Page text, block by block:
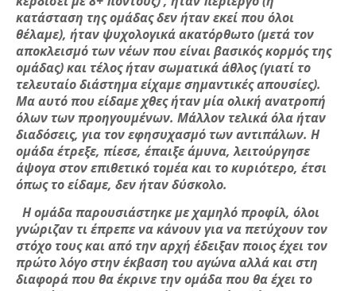
κατάσταση της ομάδας δεν ήταν εκεί που όλοι
θέλαμε), ήταν ψυχολογικά ακατόρθωτο (μετά τον
αποκλεισμό των νέων που είναι βασικός κορμός της
ομάδας) και τέλος ήταν σωματικά άθλος (γιατί το
τελευταίο διάστημα είχαμε σημαντικές απουσίες).
Μα αυτό που είδαμε χθες ήταν μία ολική ανατροπή
όλων των προηγουμένων. Μάλλον τελικά όλα ήταν
διαδόσεις, για τον εφησυχασμό των αντιπάλων. Η
ομάδα έτρεξε, πίεσε, έπαιξε άμυνα, λειτούργησε
άψογα στον επιθετικό τομέα και το κυριότερο, έτσι
όπως το είδαμε, δεν ήταν δύσκολο.
Η ομάδα παρουσιάστηκε με χαμηλό προφίλ, όλοι
γνώριζαν τι έπρεπε να κάνουν για να πετύχουν τον
στόχο τους και από την αρχή έδειξαν ποιος έχει τον
πρώτο λόγο στην έκβαση του αγώνα αλλά και στη
διαφορά που θα έκρινε την ομάδα που θα έχει το